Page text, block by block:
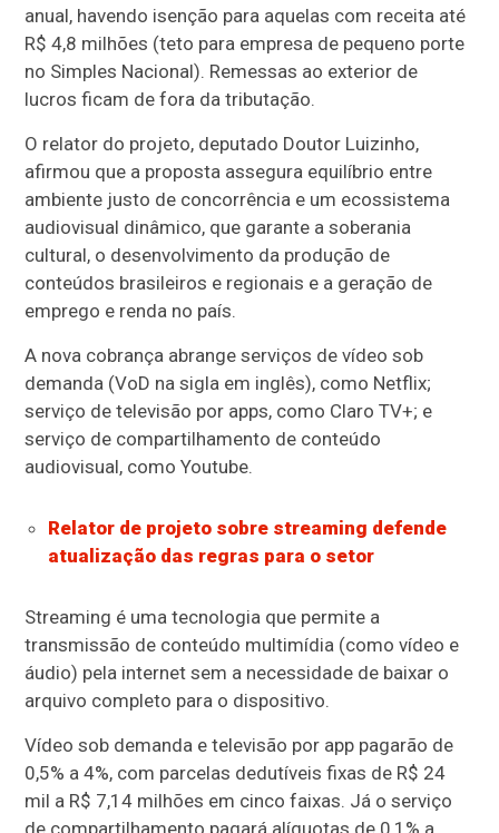
anual, havendo isenção para aquelas com receita até
R$ 4,8 milhões (teto para empresa de pequeno porte
no Simples Nacional). Remessas ao exterior de
lucros ficam de fora da tributação.
O relator do projeto, deputado Doutor Luizinho,
afirmou que a proposta assegura equilíbrio entre
ambiente justo de concorrência e um ecossistema
audiovisual dinâmico, que garante a soberania
cultural, o desenvolvimento da produção de
conteúdos brasileiros e regionais e a geração de
emprego e renda no país.
A nova cobrança abrange serviços de vídeo sob
demanda (VoD na sigla em inglês), como Netflix;
serviço de televisão por apps, como Claro TV+; e
serviço de compartilhamento de conteúdo
audiovisual, como Youtube.
Relator de projeto sobre streaming defende
atualização das regras para o setor
Streaming é uma tecnologia que permite a
transmissão de conteúdo multimídia (como vídeo e
áudio) pela internet sem a necessidade de baixar o
arquivo completo para o dispositivo.
Vídeo sob demanda e televisão por app pagarão de
0,5% a 4%, com parcelas dedutíveis fixas de R$ 24
mil a R$ 7,14 milhões em cinco faixas. Já o serviço
de compartilhamento pagará alíquotas de 0,1% a